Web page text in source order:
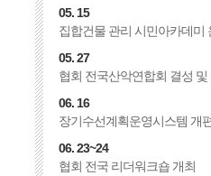
05. 15
집합건물 관리 시민아카데미
05. 27
협회 전국산악연합회 결성
06. 16
장기수선계획운영시스템 개
06. 23~24
협회 전국 리더워크숍 개최